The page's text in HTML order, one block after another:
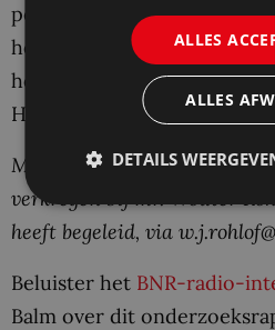
pensioenschade”, zegt
hebben kantonrechters ook
hoogte van de billijke
Hiervoor was het eigenlijk
Meer informatie over het
verkregen bij mr. Wouter
heeft begeleid, via
Beluister het BNR-radio-
Balm over dit
ALLES
ALLES
DETAILS